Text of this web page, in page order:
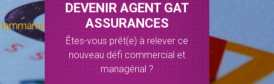
DEVENIR AGENT GAT
ASSURANCES
Êtes-vous prêt(e) à relever ce
nouveau défi commercial et
managérial ?